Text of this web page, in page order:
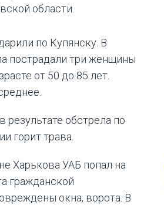
области.
по Купянску. В
пострадали три женщины
от 50 до 85 лет.
обстрела по
горит трава.
Харькова УАБ попал на
гражданской
окна, ворота. В